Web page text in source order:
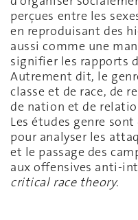
perçues entre les
en reproduisant des
aussi comme une
signifier les rapports
Autrement dit, le
classe et de race, de
de nation et de
Les études genre
pour analyser les
et le passage des
aux offensives anti-
critical race theory.